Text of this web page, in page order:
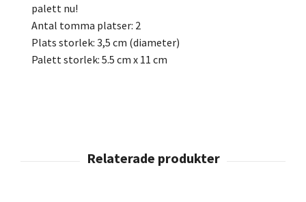
palett nu!
Antal tomma platser: 2
Plats storlek: 3,5 cm (diameter)
Palett storlek: 5.5 cm x 11 cm